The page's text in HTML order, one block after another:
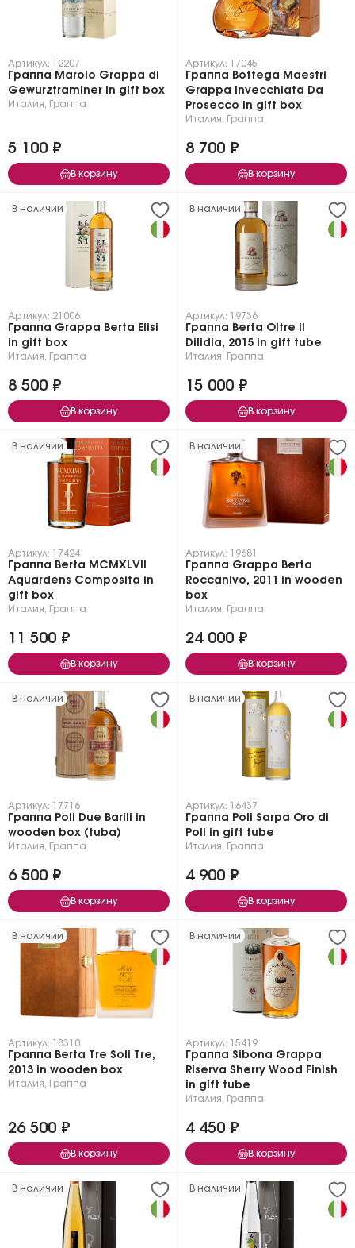
Артикул: 12207
Граппа Marolo Grappa di
Gewurztraminer in gift box
Италия Граппа
5 100 ₽
В корзину
Артикул: 17045
Граппа Bottega Maestri
Grappa Invecchiata Da
Prosecco in gift box
Италия Граппа
8 700 ₽
В корзину
В наличии
Артикул: 21006
Граппа Grappa Berta Elisi
in gift box
Италия Граппа
8 500 ₽
В корзину
В наличии
Артикул: 19736
Граппа Berta Oltre il
Dilidia, 2015 in gift tube
Италия Граппа
15 000 ₽
В корзину
В наличии
Артикул: 17424
Граппа Berta MCMXLVII
Aquardens Composita in
gift box
Италия Граппа
11 500 ₽
В корзину
В наличии
Артикул: 19681
Граппа Grappa Berta
Roccanivo, 2011 in wooden
box
Италия Граппа
24 000 ₽
В корзину
В наличии
Артикул: 17716
Граппа Poli Due Barili in
wooden box (tuba)
Италия Граппа
6 500 ₽
В корзину
В наличии
Артикул: 16437
Граппа Poli Sarpa Oro di
Poli in gift tube
Италия Граппа
4 900 ₽
В корзину
В наличии
Артикул: 18310
Граппа Berta Tre Soli Tre,
2013 in wooden box
Италия Граппа
26 500 ₽
В корзину
В наличии
Артикул: 15419
Граппа Sibona Grappa
Riserva Sherry Wood Finish
in gift tube
Италия Граппа
4 450 ₽
В корзину
В наличии В наличии